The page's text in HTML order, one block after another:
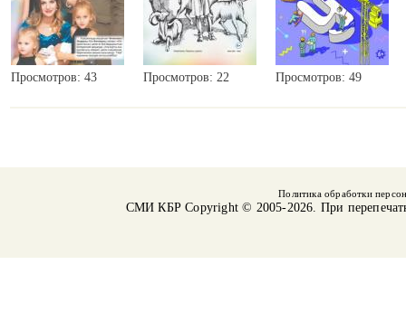
Просмотров: 43 Просмотров: 22 Просмотров: 49
Политика обработки
СМИ КБРCopyright © 2005-2026. При